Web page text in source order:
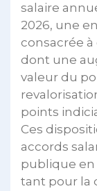
salaire
2026, une
consacrée
dont une
valeur du
points
Ces
accords
publique en
tant pour la